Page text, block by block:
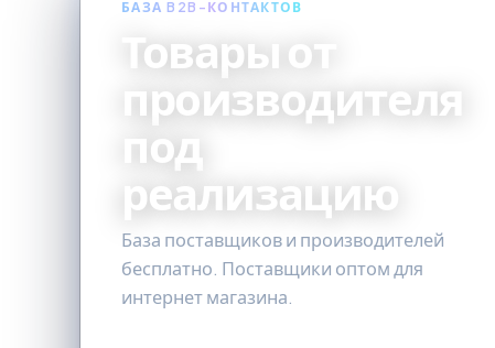
БАЗА B2B-КОНТАКТОВ
Товары от
производителя
под
реализацию
База поставщиков и производителей
бесплатно. Поставщики оптом для
интернет магазина.